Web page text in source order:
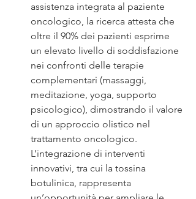
assistenza integrata al paziente
oncologico, la ricerca attesta che
oltre il 90% dei pazienti esprime
un elevato livello di soddisfazione
nei confronti delle terapie
complementari (massaggi,
meditazione, yoga, supporto
psicologico), dimostrando il valore
di un approccio olistico nel
trattamento oncologico.
L’integrazione di interventi
innovativi, tra cui la tossina
botulinica, rappresenta